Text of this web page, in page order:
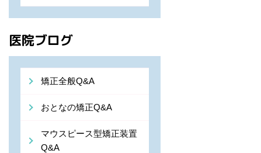
医院ブログ
矯正全般Q&A
おとなの矯正Q&A
マウスピース型矯正装置
Q&A